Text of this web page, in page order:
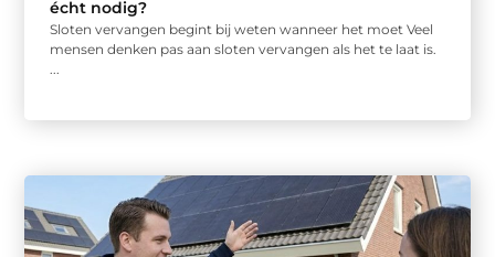
écht nodig?
Sloten vervangen begint bij weten wanneer het moet Veel
mensen denken pas aan sloten vervangen als het te laat is.